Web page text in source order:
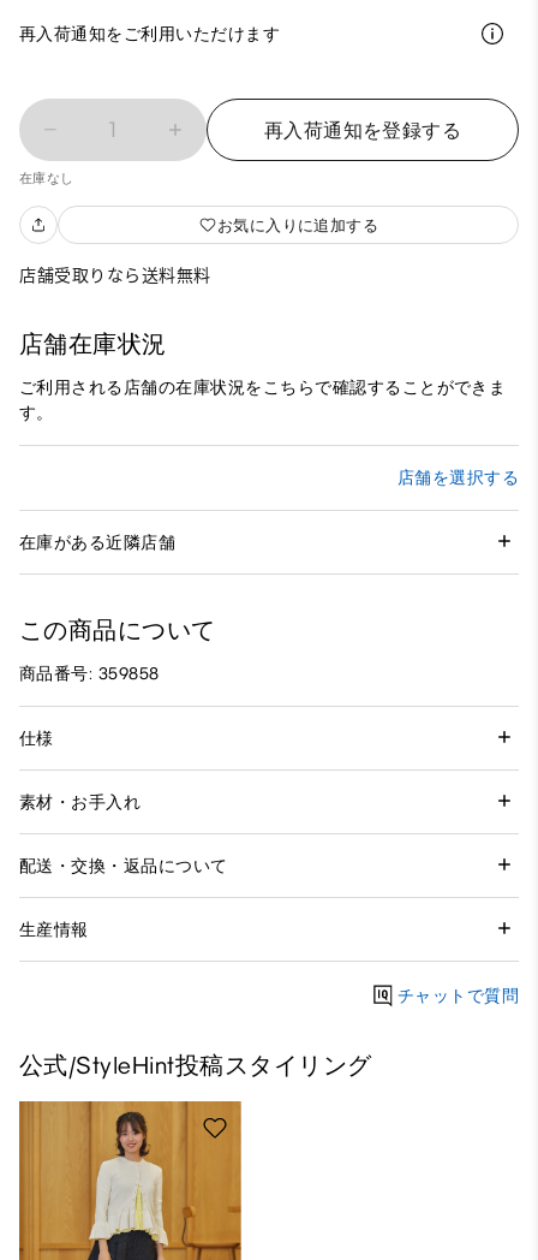
再入荷通知をご利用いただけます
1 再入荷通知を登録する
在庫なし
お気に入りに追加する
店舗受取りなら送料無料
店舗在庫状況
ご利用される店舗の在庫状況をこちらで確認することができま
す。
店舗を選択する
在庫がある近隣店舗
この商品について
商品番号: 359858
仕様
素材・お手入れ
配送・交換・返品について
生産情報
チャットで質問
公式/StyleHint投稿スタイリング